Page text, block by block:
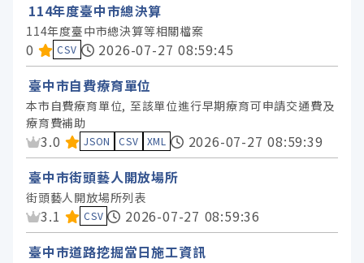
臺中市政府交通局 (51)
臺中市政府勞工局 (43)
臺中市政府建設局 (42)
臺中市政府觀光旅遊局 (40)
臺中市政府文化局 (37)
臺中市政府水利局 (36)
臺中市政府財政局 (30)
臺中市政府人事處 (24)
臺中市政府原住民族事務委員會 (24)
臺中市政府法制局 (16)
114年度臺中市總決算
114年度臺中市總決算等相關檔案
資料集評分：
0 CSV
2026-07-27 08:59:45
臺中市自費療育單位
本市自費療育單位, 至該單位進行早期療育可申請交通費及
療育費補助
資料集評分：
3.0 JSON CSV XML
2026-07-27 08:59:39
臺中市街頭藝人開放場所
街頭藝人開放場所列表
資料集評分：
3.1 CSV
2026-07-27 08:59:36
臺中市道路挖掘當日施工資訊